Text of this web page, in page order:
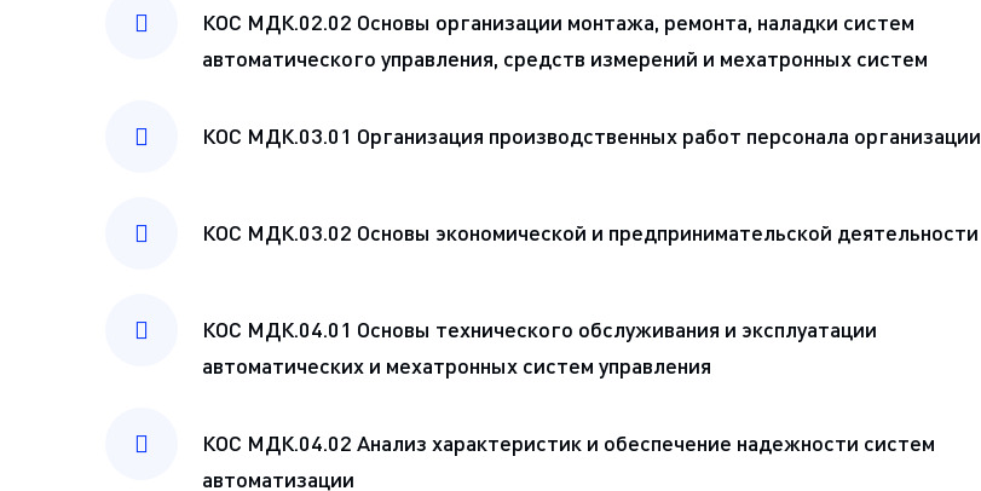
КОС МДК.02.02 Основы организации монтажа, ремонта, наладки систем
автоматического управления, средств измерений и мехатронных систем
КОС МДК.03.01 Организация производственных работ персонала организации
КОС МДК.03.02 Основы экономической и предпринимательской деятельности
КОС МДК.04.01 Основы технического обслуживания и эксплуатации
автоматических и мехатронных систем управления
КОС МДК.04.02 Анализ характеристик и обеспечение надежности систем
автоматизации